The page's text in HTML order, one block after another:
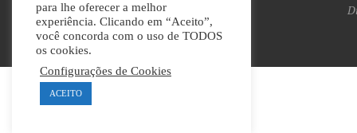
para lhe oferecer a melhor
experiência. Clicando em “Aceito”,
você concorda com o uso de TODOS
os cookies.
Configurações de Cookies
ACEITO